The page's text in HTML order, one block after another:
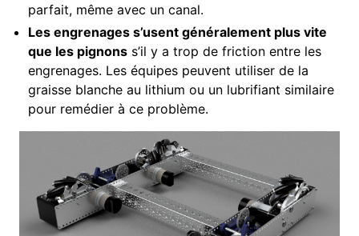
parfait, même avec un canal.
Les engrenages s’usent généralement plus vite
que les pignons s’il y a trop de friction entre les
engrenages. Les équipes peuvent utiliser de la
graisse blanche au lithium ou un lubrifiant similaire
pour remédier à ce problème.